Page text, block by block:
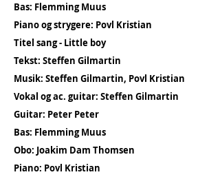
Bas: Flemming Muus
Piano og strygere: Povl Kristian
Titel sang - Little boy
Tekst: Steffen Gilmartin
Musik: Steffen Gilmartin, Povl Kristian
Vokal og ac. guitar: Steffen Gilmartin
Guitar: Peter Peter
Bas: Flemming Muus
Obo: Joakim Dam Thomsen
Piano: Povl Kristian